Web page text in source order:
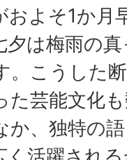
およそ1か月
は梅雨の
。こうした
た芸能文化
か、独特の